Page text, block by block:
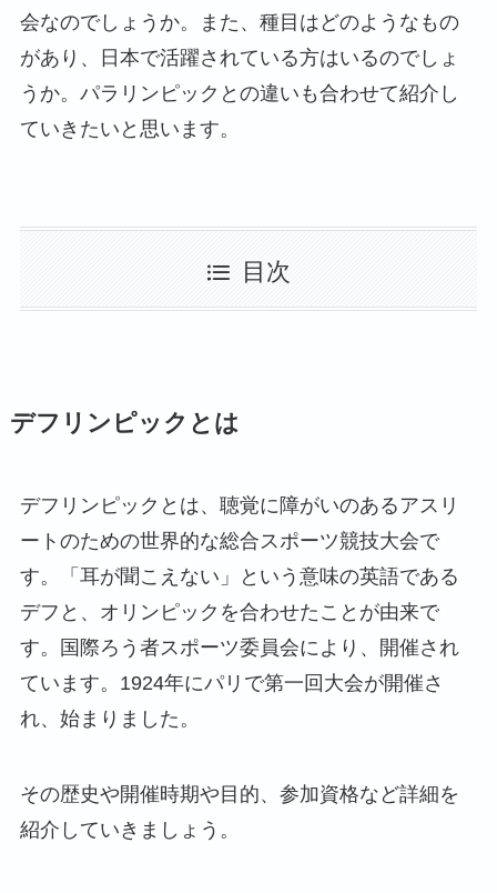
会なのでしょうか。また、種目はどのようなもの
があり、日本で活躍されている方はいるのでしょ
うか。パラリンピックとの違いも合わせて紹介し
ていきたいと思います。
目次
デフリンピックとは
デフリンピックとは、聴覚に障がいのあるアスリ
ートのための世界的な総合スポーツ競技大会で
す。「耳が聞こえない」という意味の英語である
デフと、オリンピックを合わせたことが由来で
す。国際ろう者スポーツ委員会により、開催され
ています。1924年にパリで第一回大会が開催さ
れ、始まりました。
その歴史や開催時期や目的、参加資格など詳細を
紹介していきましょう。